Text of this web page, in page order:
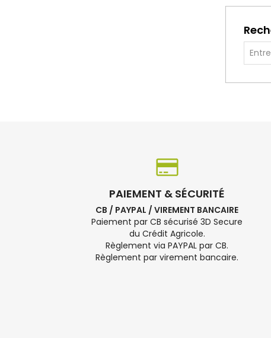
PAIEMENT & SÉCURITÉ
CB / PAYPAL / VIREMENT BANCAIRE
Paiement par CB sécurisé 3D Secure
du Crédit Agricole.
Règlement via PAYPAL par CB.
Règlement par virement bancaire.